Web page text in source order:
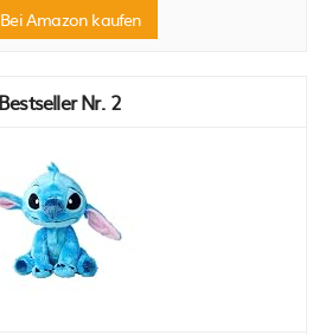
Bei Amazon kaufen
2